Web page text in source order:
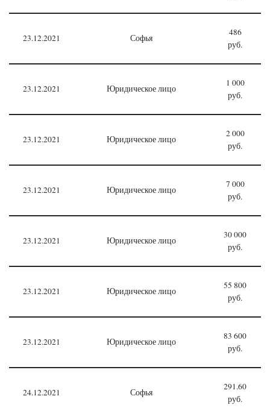
23.12.2021 Софья
486
руб.
23.12.2021 Юридическое лицо
1 000
руб.
23.12.2021 Юридическое лицо
2 000
руб.
23.12.2021 Юридическое лицо
7 000
руб.
23.12.2021 Юридическое лицо
30 000
руб.
23.12.2021 Юридическое лицо
55 800
руб.
23.12.2021 Юридическое лицо
83 600
руб.
24.12.2021 Софья
291.60
руб.